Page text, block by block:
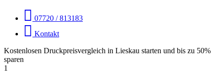
07720 / 813183
Kontakt
Kostenlosen Druckpreisvergleich in Lieskau starten und bis zu 50%
sparen
1